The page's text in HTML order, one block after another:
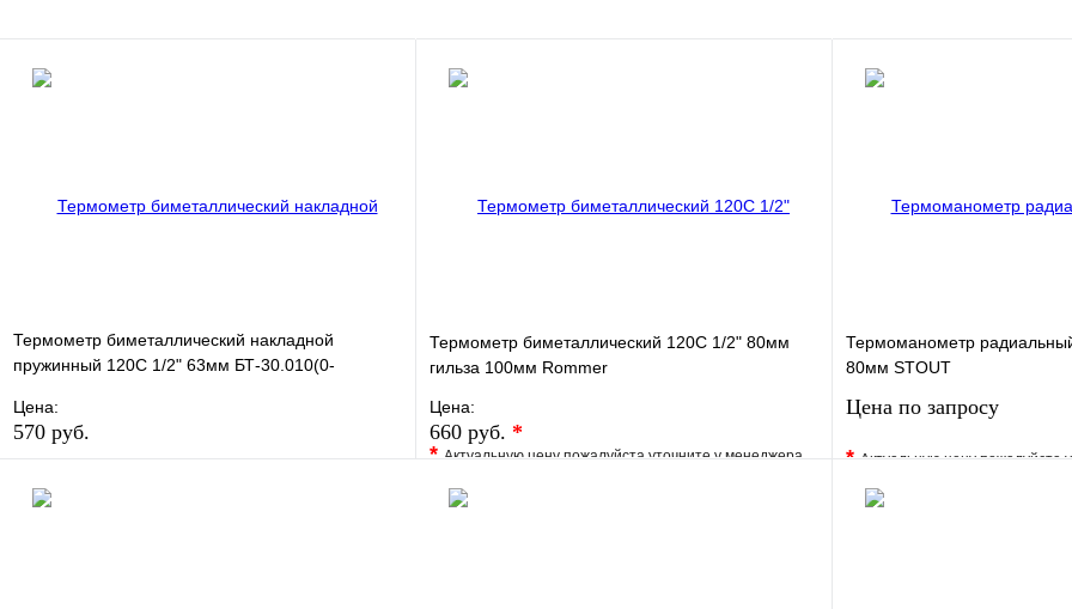
В корзину В корзину
Термометр биметаллический накладной
пружинный 120С 1/2" 63мм БТ-30.010(0-
Цена:
570 руб.
Купить в 1 клик
Термометр биметаллический 120С 1/2" 80мм
гильза 100мм Rommer
Цена:
660 руб. *
*Актуальную цену пожалуйста уточните у менеджера
В избранное
Термоманометр
80мм STOUT
Цена по запросу
*Актуальную цену пожалуйста
В избранное